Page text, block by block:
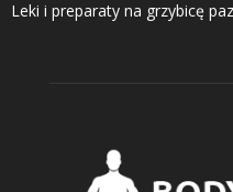
Leki i preparaty na grzybicę